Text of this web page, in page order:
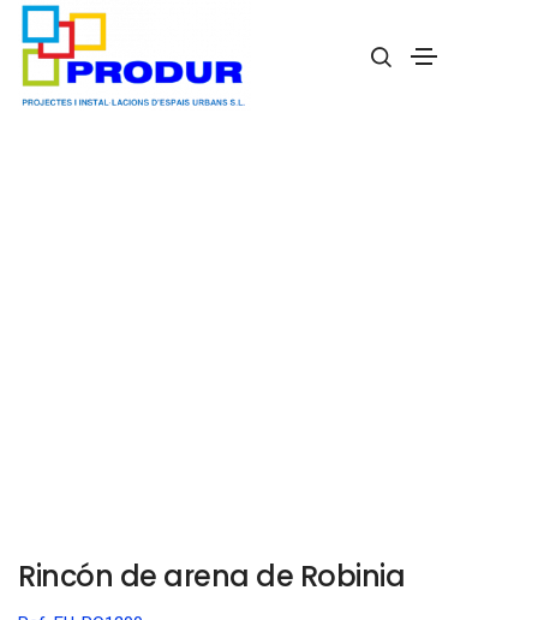
Rincón de arena de Robinia
Rincón de arena de Robinia